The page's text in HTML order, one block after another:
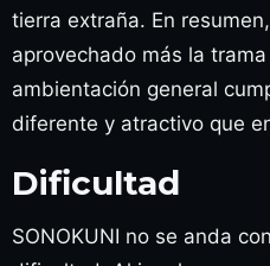
tierra extraña. En
aprovechado más la
ambientación general
diferente y atractivo que
Dificultad
SONOKUNI no se anda